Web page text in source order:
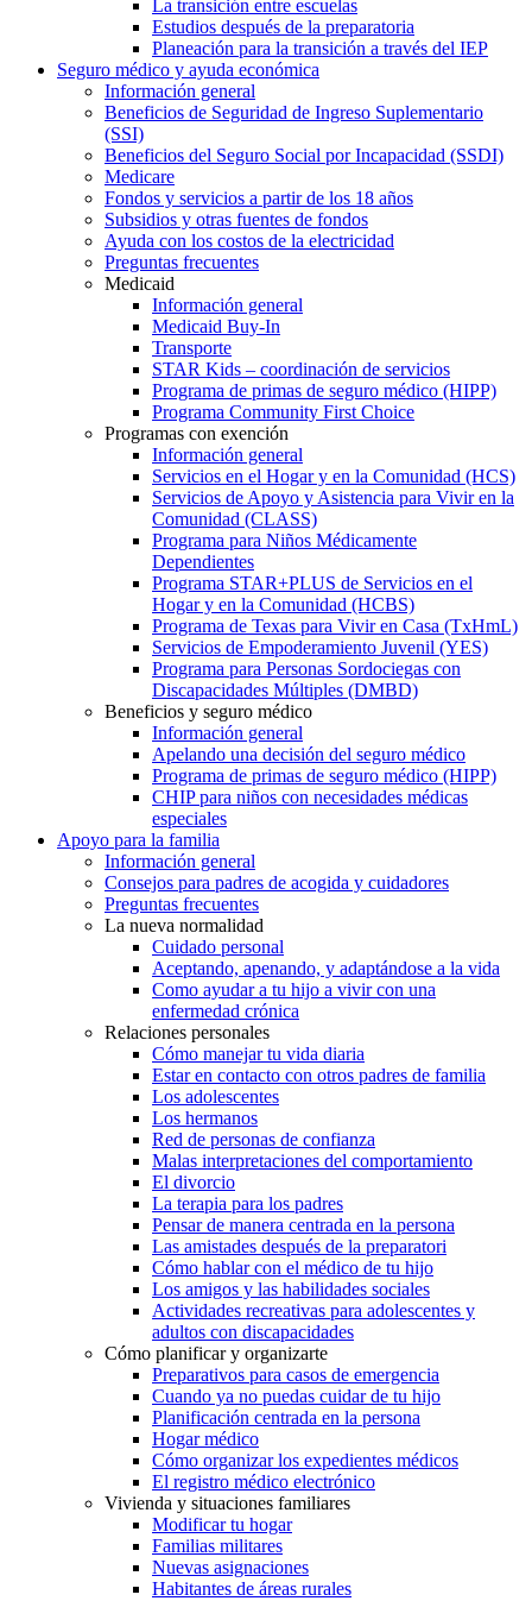
La transición entre escuelas
Estudios después de la preparatoria
Planeación para la transición a través del IEP
Seguro médico y ayuda económica
Información general
Beneficios de Seguridad de Ingreso Suplementario
(SSI)
Beneficios del Seguro Social por Incapacidad (SSDI)
Medicare
Fondos y servicios a partir de los 18 años
Subsidios y otras fuentes de fondos
Ayuda con los costos de la electricidad
Preguntas frecuentes
Medicaid
Información general
Medicaid Buy-In
Transporte
STAR Kids – coordinación de servicios
Programa de primas de seguro médico (HIPP)
Programa Community First Choice
Programas con exención
Información general
Servicios en el Hogar y en la Comunidad (HCS)
Servicios de Apoyo y Asistencia para Vivir en la
Comunidad (CLASS)
Programa para Niños Médicamente
Dependientes
Programa STAR+PLUS de Servicios en el
Hogar y en la Comunidad (HCBS)
Programa de Texas para Vivir en Casa (TxHmL)
Servicios de Empoderamiento Juvenil (YES)
Programa para Personas Sordociegas con
Discapacidades Múltiples (DMBD)
Beneficios y seguro médico
Información general
Apelando una decisión del seguro médico
Programa de primas de seguro médico (HIPP)
CHIP para niños con necesidades médicas
especiales
Apoyo para la familia
Información general
Consejos para padres de acogida y cuidadores
Preguntas frecuentes
La nueva normalidad
Cuidado personal
Aceptando, apenando, y adaptándose a la vida
Como ayudar a tu hijo a vivir con una
enfermedad crónica
Relaciones personales
Cómo manejar tu vida diaria
Estar en contacto con otros padres de familia
Los adolescentes
Los hermanos
Red de personas de confianza
Malas interpretaciones del comportamiento
El divorcio
La terapia para los padres
Pensar de manera centrada en la persona
Las amistades después de la preparatori
Cómo hablar con el médico de tu hijo
Los amigos y las habilidades sociales
Actividades recreativas para adolescentes y
adultos con discapacidades
Cómo planificar y organizarte
Preparativos para casos de emergencia
Cuando ya no puedas cuidar de tu hijo
Planificación centrada en la persona
Hogar médico
Cómo organizar los expedientes médicos
El registro médico electrónico
Vivienda y situaciones familiares
Modificar tu hogar
Familias militares
Nuevas asignaciones
Habitantes de áreas rurales